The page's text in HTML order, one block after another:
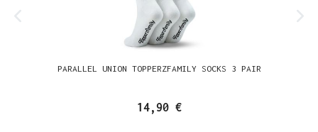
PARALLEL UNION TOPPERZFAMILY SOCKS 3 PAIR
14,90 €